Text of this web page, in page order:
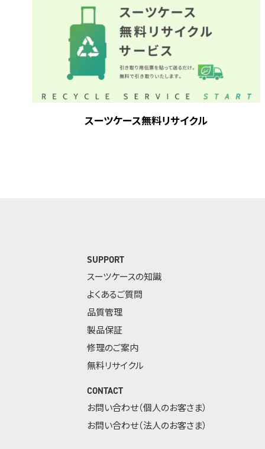
スーツケース無料リサイクル
SUPPORT
スーツケースの知識
よくあるご質問
品質管理
製品保証
修理のご案内
無料リサイクル
CONTACT
お問い合わせ（個人のお客さま）
お問い合わせ（法人のお客さま）